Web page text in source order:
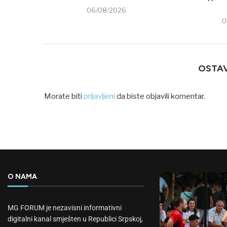
06/08/2026
Morate biti prijavljeni da biste objavili komentar.
O NAMA
MG FORUM je nezavisni informativni
digitalni kanal smješten u Republici Srpskoj,